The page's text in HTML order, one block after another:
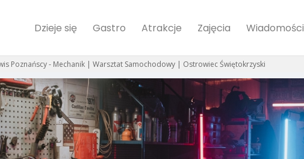
Dzieje się Gastro Atrakcje Zajęcia Wiadomości
Poznańscy - Mechanik | Warsztat Samochodowy | Ostrowiec Świętokrzyski